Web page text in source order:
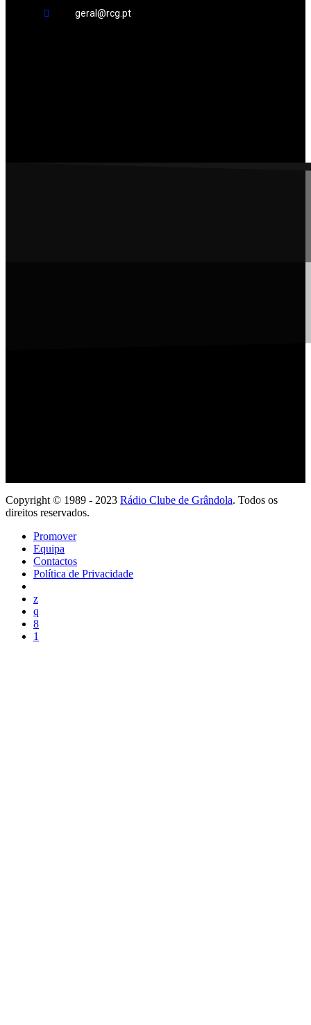
geral@rcg.pt
Copyright © 1989 - 2023 Rádio Clube de Grândola. Todos os
direitos reservados.
Promover
Equipa
Contactos
Política de Privacidade